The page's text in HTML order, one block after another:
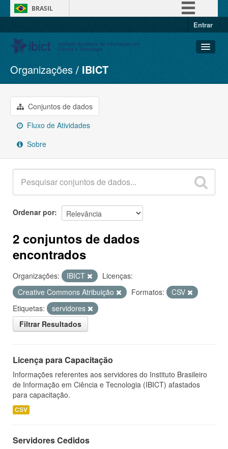
BRASIL
Entrar
Conjuntos de dados
Organizações
Grupos
Sobre
Organizações IBICT
Conjuntos de dados
Fluxo de Atividades
Sobre
Ordenar por
2 conjuntos de dados
encontrados
Organizações: IBICT
Licenças:
Creative Commons Atribuição
Formatos:
CSV
Etiquetas:
servidores
Filtrar Resultados
Licença para Capacitação
Informações referentes aos servidores do Instituto Brasileiro
de Informação em Ciência e Tecnologia (IBICT) afastados
para capacitação.
CSV
Servidores Cedidos